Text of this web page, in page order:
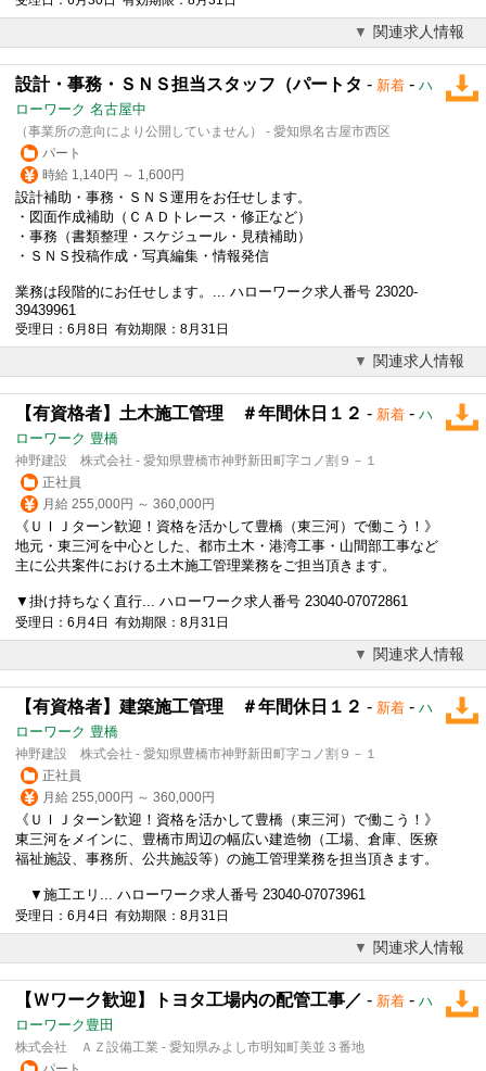
関連求人情報
設計・事務・ＳＮＳ担当スタッフ（パートタ - 新着 - ハ
ローワーク 名古屋中
（事業所の意向により公開していません） - 愛知県名古屋市西区
パート
時給 1,140円 ～ 1,600円
設計補助・事務・ＳＮＳ運用をお任せします。
・図面作成補助（ＣＡＤトレース・修正など）
・事務（書類整理・スケジュール・見積補助）
・ＳＮＳ投稿作成・写真編集・情報発信
業務は段階的にお任せします。... ハローワーク求人番号 23020-
39439961
受理日：6月8日 有効期限：8月31日
関連求人情報
【有資格者】土木施工管理 ＃年間休日１２ - 新着 - ハ
ローワーク 豊橋
神野建設 株式会社 - 愛知県豊橋市神野新田町字コノ割９－１
正社員
月給 255,000円 ～ 360,000円
《ＵＩＪターン歓迎！資格を活かして豊橋（東三河）で働こう！》
地元・東三河を中心とした、都市土木・港湾工事・山間部工事など
主に公共案件における土木施工管理業務をご担当頂きます。
▼ 掛け持ちなく直行... ハローワーク求人番号 23040-07072861
受理日：6月4日 有効期限：8月31日
関連求人情報
【有資格者】建築施工管理 ＃年間休日１２ - 新着 - ハ
ローワーク 豊橋
神野建設 株式会社 - 愛知県豊橋市神野新田町字コノ割９－１
正社員
月給 255,000円 ～ 360,000円
《ＵＩＪターン歓迎！資格を活かして豊橋（東三河）で働こう！》
東三河をメインに、豊橋市周辺の幅広い建造物（工場、倉庫、医療
福祉施設、事務所、公共施設等）の施工管理業務を担当頂きます。
▼施工エリ... ハローワーク求人番号 23040-07073961
受理日：6月4日 有効期限：8月31日
関連求人情報
【Ｗワーク歓迎】トヨタ工場内の配管工事／ - 新着 - ハ
ローワーク豊田
株式会社 ＡＺ設備工業 - 愛知県みよし市明知町美並３番地